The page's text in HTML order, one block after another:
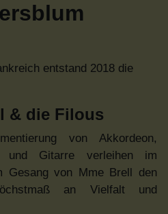
entstand 2018 die
& die Filous
von Akkordeon,
und Gitarre verleihen im
Gesang von Mme Brell den
an Vielfalt und